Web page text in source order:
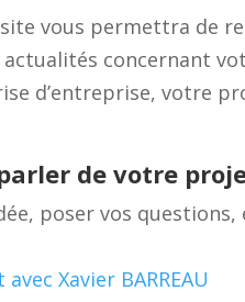
vous permettra de
concernant
d’entreprise, votre
de votre
poser vos
Xavier BARREAU